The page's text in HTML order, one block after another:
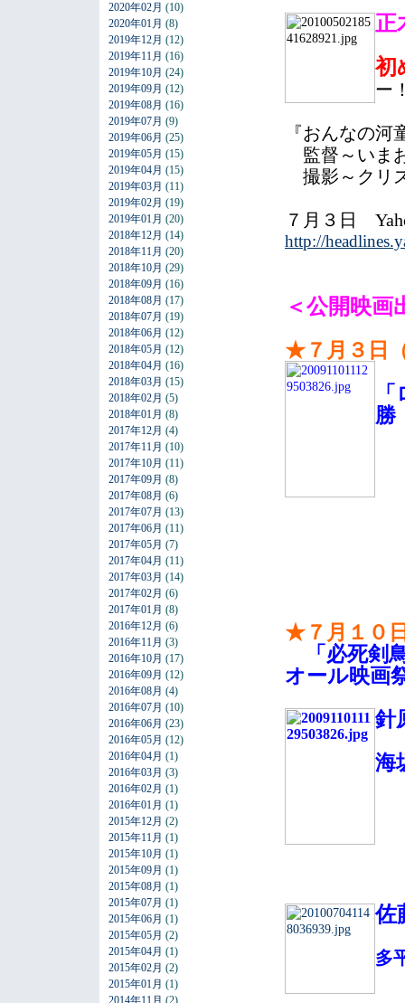
2020年02月 (10)
2020年01月 (8)
2019年12月 (12)
2019年11月 (16)
2019年10月 (24)
2019年09月 (12)
2019年08月 (16)
2019年07月 (9)
2019年06月 (25)
2019年05月 (15)
2019年04月 (15)
2019年03月 (11)
2019年02月 (19)
2019年01月 (20)
2018年12月 (14)
2018年11月 (20)
2018年10月 (29)
2018年09月 (16)
2018年08月 (17)
2018年07月 (19)
2018年06月 (12)
2018年05月 (12)
2018年04月 (16)
2018年03月 (15)
2018年02月 (5)
2018年01月 (8)
2017年12月 (4)
2017年11月 (10)
2017年10月 (11)
2017年09月 (8)
2017年08月 (6)
2017年07月 (13)
2017年06月 (11)
2017年05月 (7)
2017年04月 (11)
2017年03月 (14)
2017年02月 (6)
2017年01月 (8)
2016年12月 (6)
2016年11月 (3)
2016年10月 (17)
2016年09月 (12)
2016年08月 (4)
2016年07月 (10)
2016年06月 (23)
2016年05月 (12)
2016年04月 (1)
2016年03月 (3)
2016年02月 (1)
2016年01月 (1)
2015年12月 (2)
2015年11月 (1)
2015年10月 (1)
2015年09月 (1)
2015年08月 (1)
2015年07月 (1)
2015年06月 (1)
2015年05月 (2)
2015年04月 (1)
2015年02月 (2)
2015年01月 (1)
2014年11月 (2)
正
初
ー
『おんなの河
監督～いま
撮影～クリ
７月３日
http://
＜公開映画
★７月３日
★７月１０
「必死剣
オール映画
針
海
佐
多